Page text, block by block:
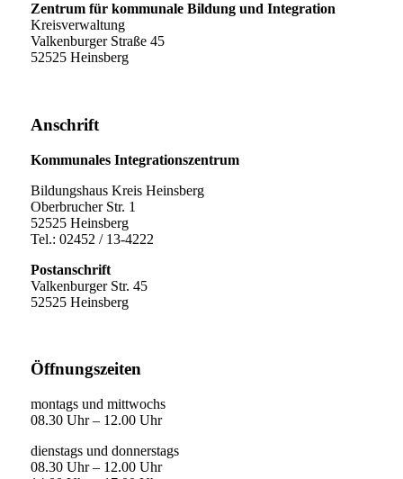
Zentrum für kommunale Bildung und Integration
Kreisverwaltung
Valkenburger Straße 45
52525 Heinsberg
Anschrift
Kommunales Integrationszentrum
Bildungshaus Kreis Heinsberg
Oberbrucher Str. 1
52525 Heinsberg
Tel.: 02452 / 13-4222
Postanschrift
Valkenburger Str. 45
52525 Heinsberg
Öffnungszeiten
montags und mittwochs
08.30 Uhr – 12.00 Uhr
dienstags und donnerstags
08.30 Uhr – 12.00 Uhr